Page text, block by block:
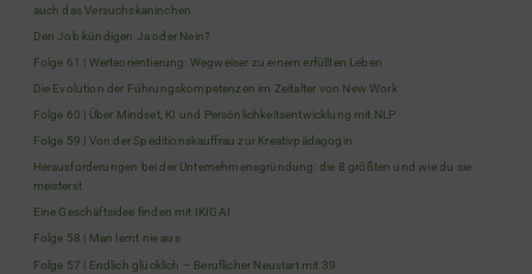
auch das Versuchskaninchen
Den Job kündigen Ja oder Nein?
Folge 61 | Werteorientierung: Wegweiser zu einem erfüllten Leben
Die Evolution der Führungskompetenzen im Zeitalter von New Work
Folge 60 | Über Mindset, KI und Persönlichkeitsentwicklung mit NLP
Folge 59 | Von der Speditionskauffrau zur Kreativpädagogin
Herausforderungen bei der Unternehmensgründung: die 8 größten und wie du sie
meisterst
Eine Geschäftsidee finden mit IKIGAI
Folge 58 | Man lernt nie aus
Folge 57 | Endlich glücklich – Beruflicher Neustart mit 39